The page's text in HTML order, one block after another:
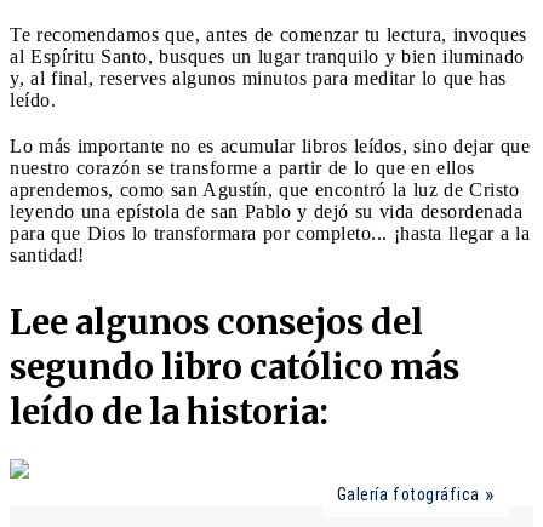
Te recomendamos que, antes de comenzar tu lectura, invoques
al Espíritu Santo, busques un lugar tranquilo y bien iluminado
y, al final, reserves algunos minutos para meditar lo que has
leído.
Lo más importante no es acumular libros leídos, sino dejar que
nuestro corazón se transforme a partir de lo que en ellos
aprendemos, como san Agustín, que encontró la luz de Cristo
leyendo una epístola de san Pablo y dejó su vida desordenada
para que Dios lo transformara por completo... ¡hasta llegar a la
santidad!
Lee algunos consejos del
segundo libro católico más
leído de la historia:
Galería fotográfica